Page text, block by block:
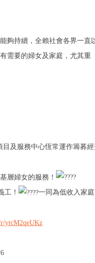
夠持續，全賴社會各界一直
需要的婦女及家庭，尤其重
目及服務中心恆常運作籌募
層婦女的服務！
工！ 一同為低收入家庭
ytcM2qeUKz